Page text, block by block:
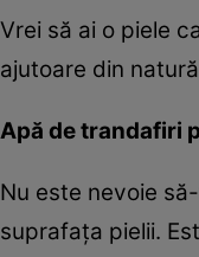
Vrei să ai o piele
ajutoare din
Apă de trandafiri
Nu este nevoie
suprafaţa pielii.